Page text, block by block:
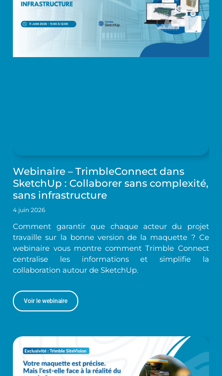
Webinaire – TrimbleConnect dans
SketchUp : Collaborer sans complexité,
sans infrastructure
4 juin 2026
Comment garantir que chaque acteur du projet
travaille sur la bonne version de la maquette ? Ce
webinaire vous montre comment Trimble Connect
centralise les informations et simplifie la
collaboration autour de SketchUp.
Voir le webinaire